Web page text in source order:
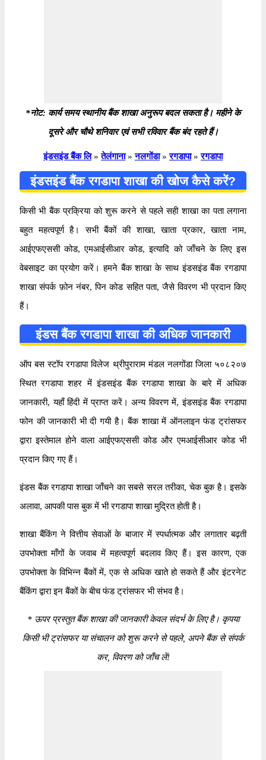
*नोट: कार्य समय स्थानीय बैंक शाखा अनुरूप बदल सकता है। महीने के
दूसरे और चौथे शनिवार एवं सभी रविवार बैंक बंद रहते हैं।
इंडसइंड बैंक लि » तेलंगाना » नलगोंडा » रगडापा » रगडापा
इंडसइंड बैंक रगडापा शाखा की खोज कैसे करें?
किसी भी बैंक प्रक्रिया को शुरू करने से पहले सही शाखा का पता लगाना
बहुत महत्वपूर्ण है। सभी बैंकों की शाखा, खाता प्रकार, खाता नाम,
आईएफएससी कोड, एमआईसीआर कोड, इत्यादि को जाँचने के लिए इस
वेबसाइट का प्रयोग करें। हमने बैंक शाखा के साथ इंडसइंड बैंक रगडापा
शाखा संपर्क फ़ोन नंबर, पिन कोड सहित पता, जैसे विवरण भी प्रदान किए
हैं।
इंडस बैंक रगडापा शाखा की अधिक जानकारी
ऑप बस स्टॉप रगडापा विलेज थ्रीपुराराम मंडल नलगोंडा जिला ५०८२०७
स्थित रगडापा शहर में इंडसइंड बैंक रगडापा शाखा के बारे में अधिक
जानकारी, यहाँ हिंदी में प्राप्त करें। अन्य विवरण में, इंडसइंड बैंक रगडापा
फोन की जानकारी भी दी गयी है। बैंक शाखा में ऑनलाइन फंड ट्रांसफर
द्वारा इस्तेमाल होने वाला आईएफएससी कोड और एमआईसीआर कोड भी
प्रदान किए गए हैं।
इंडस बैंक रगडापा शाखा जाँचने का सबसे सरल तरीका, चेक बुक है। इसके
अलावा, आपकी पास बुक में भी रगडापा शाखा मुद्रित होती है।
शाखा बैंकिंग ने वित्तीय सेवाओं के बाजार में स्पर्धात्मक और लगातार बढ़ती
उपभोक्ता माँगों के जवाब में महत्वपूर्ण बदलाव किए हैं। इस कारण, एक
उपभोक्ता के विभिन्न बैंकों में, एक से अधिक खाते हो सकते हैं और इंटरनेट
बैंकिंग द्वारा इन बैंकों के बीच फंड ट्रांसफर भी संभव है।
*ऊपर प्रस्तुत बैंक शाखा की जानकारी केवल संदर्भ के लिए है। कृपया
किसी भी ट्रांसफर या संचालन को शुरू करने से पहले, अपने बैंक से संपर्क
कर, विवरण को जाँच लें!